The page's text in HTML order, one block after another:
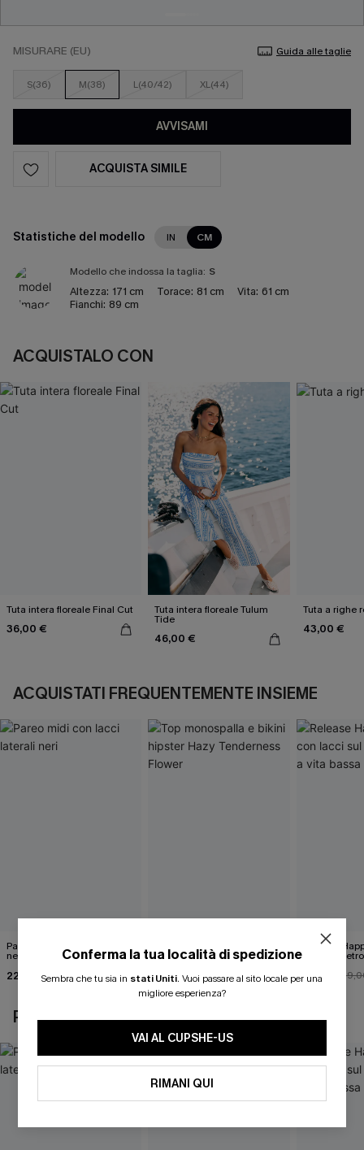
MISURARE (EU) Guida alle taglie
S(36) M(38) L(40/42) XL(44)
AVVISAMI
ACQUISTA SIMILE
Statistiche del modello IN CM
Modello che indossa la taglia: S
Altezza: 171 cm Torace: 81 cm Vita: 61 cm
Fianchi: 89 cm
ACQUISTALO CON
Tuta intera floreale Final Cut
36,00 €
Tuta intera floreale Tulum
Tide
46,00 €
Tuta a righe
43,00 €
ACQUISTATI FREQUENTEMENTE INSIEME
Pareo midi con lacci laterali
neri
22,00 €24,00 €
hipster Hazy Tenderness
35,00 €
Release
lacci sul
31,00 €
POTREBBE INTERESSARTI ANCHE
Conferma la tua località di spedizione
Sembra che tu sia in stati Uniti. Vuoi passare al sito locale per una
migliore esperienza?
VAI AL CUPSHE-US
RIMANI QUI